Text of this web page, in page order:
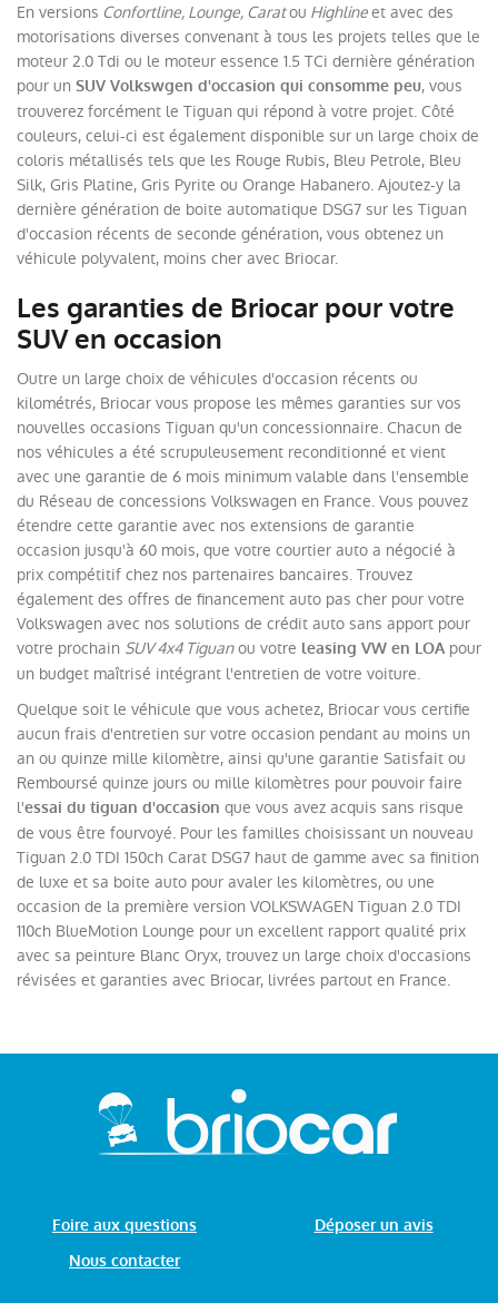
En versions Confortline, Lounge, Caratou Highlineet avec des
motorisations diverses convenant à tous les projets telles que le
moteur 2.0 Tdi ou le moteur essence 1.5 TCi dernière génération
pour un SUV Volkswgen d'occasion qui consomme peu, vous
trouverez forcément le Tiguan qui répond à votre projet. Côté
couleurs, celui-ci est également disponible sur un large choix de
coloris métallisés tels que les Rouge Rubis, Bleu Petrole, Bleu
Silk, Gris Platine, Gris Pyrite ou Orange Habanero. Ajoutez-y la
dernière génération de boite automatique DSG7 sur les Tiguan
d'occasion récents de seconde génération, vous obtenez un
véhicule polyvalent, moins cher avec Briocar.
Les garanties de Briocar pour votre
SUV en occasion
Outre un large choix de véhicules d'occasion récents ou
kilométrés, Briocar vous propose les mêmes garanties sur vos
nouvelles occasions Tiguan qu'un concessionnaire. Chacun de
nos véhicules a été scrupuleusement reconditionné et vient
avec une garantie de 6 mois minimum valable dans l'ensemble
du Réseau de concessions Volkswagen en France. Vous pouvez
étendre cette garantie avec nos extensions de garantie
occasion jusqu'à 60 mois, que votre courtier auto a négocié à
prix compétitif chez nos partenaires bancaires. Trouvez
également des offres de financement auto pas cher pour votre
Volkswagen avec nos solutions de crédit auto sans apport pour
votre prochain SUV 4x4 Tiguanou votre leasing VW en LOA pour
un budget maîtrisé intégrant l'entretien de votre voiture.
Quelque soit le véhicule que vous achetez, Briocar vous certifie
aucun frais d'entretien sur votre occasion pendant au moins un
an ou quinze mille kilomètre, ainsi qu'une garantie Satisfait ou
Remboursé quinze jours ou mille kilomètres pour pouvoir faire
l'essai du tiguan d'occasion que vous avez acquis sans risque
de vous être fourvoyé. Pour les familles choisissant un nouveau
Tiguan 2.0 TDI 150ch Carat DSG7 haut de gamme avec sa finition
de luxe et sa boite auto pour avaler les kilomètres, ou une
occasion de la première version VOLKSWAGEN Tiguan 2.0 TDI
110ch BlueMotion Lounge pour un excellent rapport qualité prix
avec sa peinture Blanc Oryx, trouvez un large choix d'occasions
révisées et garanties avec Briocar, livrées partout en France.
Foire aux questions
Nous contacter
Déposer un avis